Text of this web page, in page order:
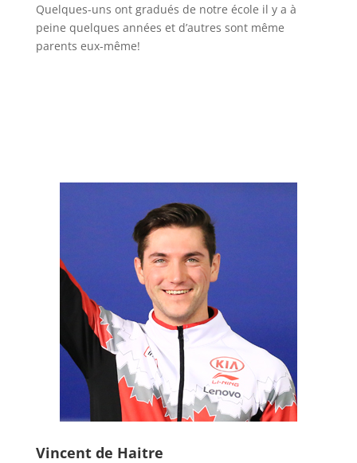
Quelques-uns ont gradués de notre école il y a à
peine quelques années et d’autres sont même
parents eux-même!
Vincent de Haitre